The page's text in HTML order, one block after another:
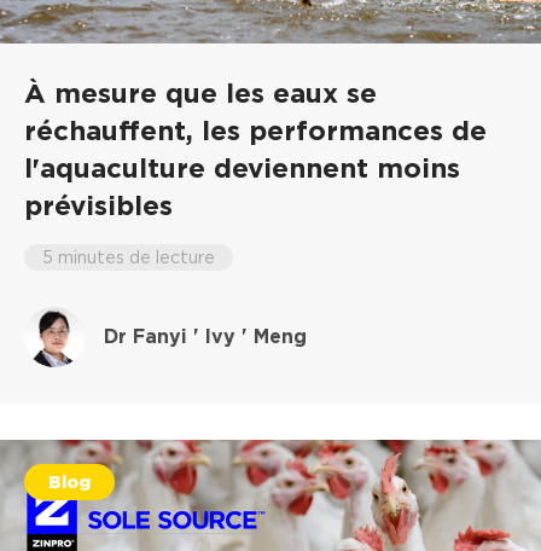
À mesure que les eaux se
réchauffent, les performances de
l'aquaculture deviennent moins
prévisibles
5 minutes de lecture
Dr Fanyi ' Ivy ' Meng
Blog